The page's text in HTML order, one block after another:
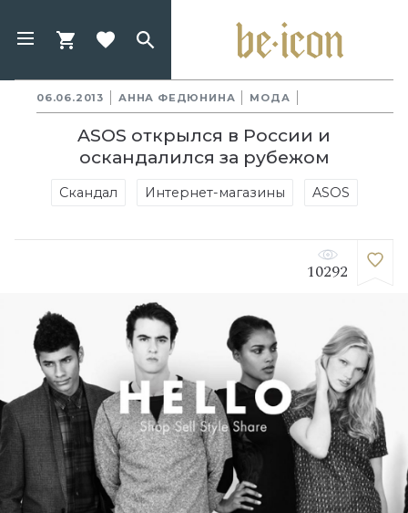
06.06.2013 АННА ФЕДЮНИНА МОДА
ASOS открылся в России и
оскандалился за рубежом
Скандал Интернет-магазины ASOS
10292